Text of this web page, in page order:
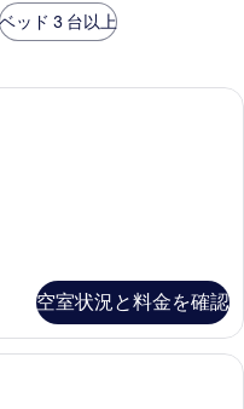
ベッド 3 台以上
の掛け布団、セーフティボック
空室状況と料金を確認
の掛け布団、セーフティボック